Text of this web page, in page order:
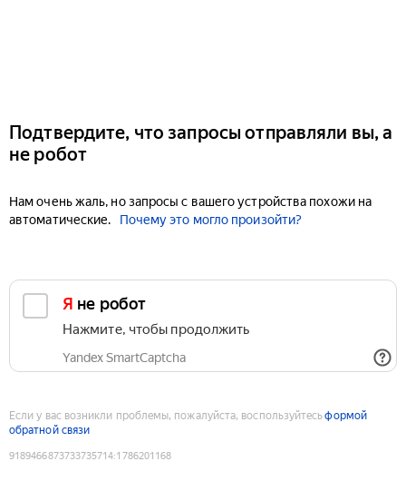
Подтвердите, что запросы отправляли вы, а
не робот
Нам очень жаль, но запросы с вашего устройства похожи на
автоматические.
Почему это могло произойти?
Я не робот
Нажмите, чтобы продолжить
Yandex SmartCaptcha
Если у вас возникли проблемы, пожалуйста, воспользуйтесьформой
обратной связи
9189466873733735714:1786201168